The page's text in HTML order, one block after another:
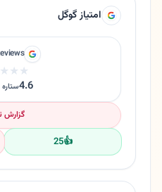
امتیاز گوگل
4.6ستاره | 29
گزارش
👍
25